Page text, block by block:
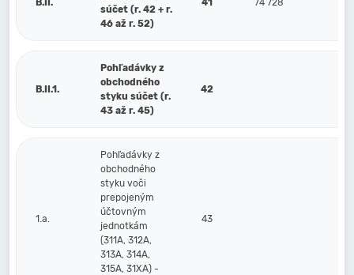
B.II.
súčet (r. 42 + r.
46 až r. 52)
41 74 728
B.II.1.
Pohľadávky z
obchodného
styku súčet (r.
43 až r. 45)
42
1.a.
Pohľadávky z
obchodného
styku voči
prepojeným
účtovným
jednotkám
(311A, 312A,
313A, 314A,
315A, 31XA) -
43